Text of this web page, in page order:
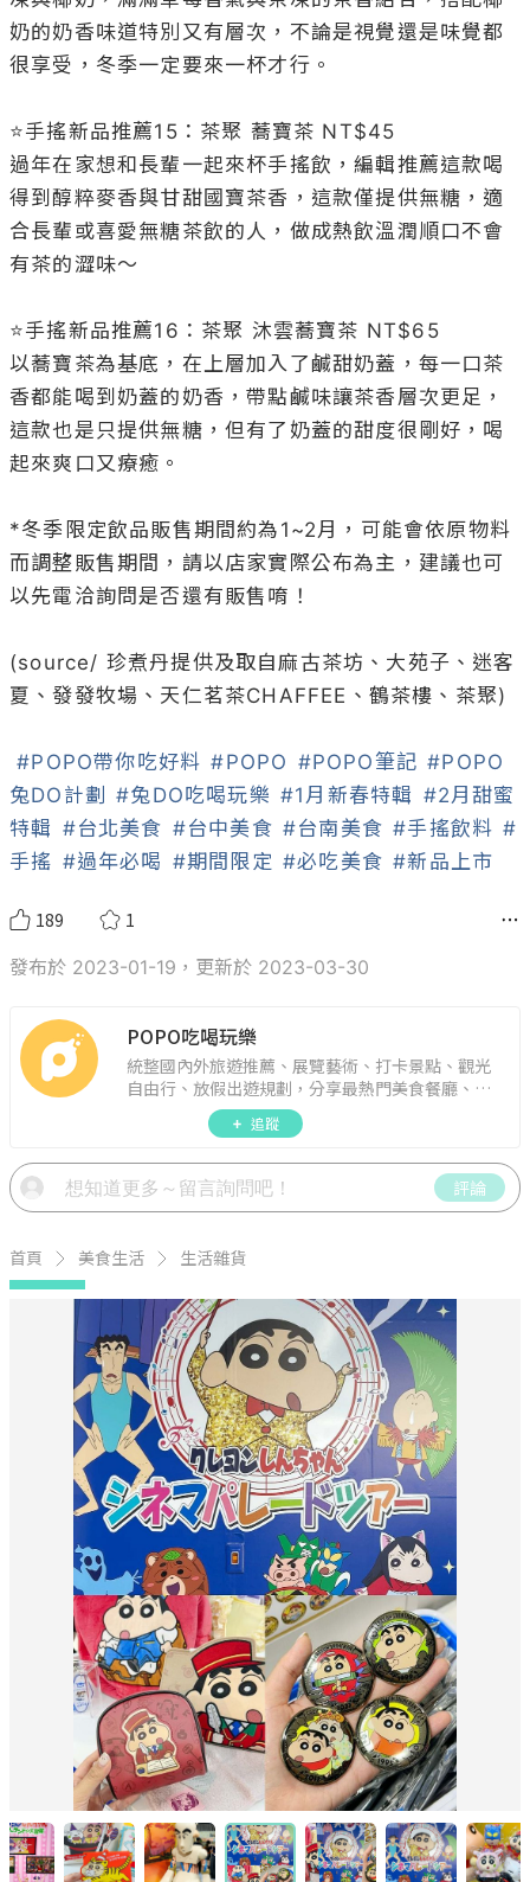
奶的奶香味道特別又有層次，不論是視覺還是味覺都
很享受，冬季一定要來一杯才行。
⭐️手搖新品推薦15：茶聚 蕎寶茶 NT$45
過年在家想和長輩一起來杯手搖飲，編輯推薦這款喝
得到醇粹麥香與甘甜國寶茶香，這款僅提供無糖，適
合長輩或喜愛無糖茶飲的人，做成熱飲溫潤順口不會
有茶的澀味～
⭐️手搖新品推薦16：茶聚 沐雲蕎寶茶 NT$65
以蕎寶茶為基底，在上層加入了鹹甜奶蓋，每一口茶
香都能喝到奶蓋的奶香，帶點鹹味讓茶香層次更足，
這款也是只提供無糖，但有了奶蓋的甜度很剛好，喝
起來爽口又療癒。
*冬季限定飲品販售期間約為1~2月，可能會依原物料
而調整販售期間，請以店家實際公布為主，建議也可
以先電洽詢問是否還有販售唷！
(source/ 珍煮丹提供及取自麻古茶坊、大苑子、迷客
夏、發發牧場、天仁茗茶CHAFFEE、鶴茶樓、茶聚)
#POPO帶你吃好料 #POPO #POPO筆記 #POPO
兔DO計劃
#兔DO吃喝玩樂 #1月新春特輯 #2月甜蜜
特輯 #台北美食 #台中美食 #台南美食 #手搖飲料 #
手搖 #過年必喝 #期間限定 #必吃美食 #新品上市
189 1
發布於 2023-01-19，更新於 2023-03-30
POPO吃喝玩樂
統整國內外旅遊推薦、展覽藝術、打卡景點、觀光
自由行、放假出遊規劃，分享最熱門美食餐廳、約
會聚餐、人氣甜點、速食手搖飲、3C科技、心理測
驗、星座運勢、生活雜貨、吃喝玩樂實用資訊。
追蹤
評論
首頁 美食生活 生活雜貨